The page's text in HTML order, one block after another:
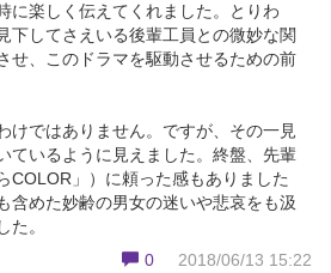
に楽しく伝えてくれました。とりわ
下してさえいる後輩工員との微妙な関
せ、このドラマを駆動させるための前
けではありません。ですが、その一見
ているように見えました。終盤、先輩
COLOR」）に頼った感もありました
含めた妙齢の男女の迷いや悲哀をも汲
。
0
2018/06/13 15:22